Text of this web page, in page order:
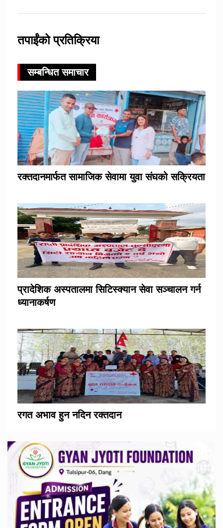
तपाईंको प्रतिक्रिया
सम्बन्धित समाचार
रक्तदानमार्फत सामाजिक सेवामा युवा संघको सक्रियता
प्रादेशिक अस्पतालमा सिटिस्क्यान सेवा सञ्चालन गर्न
ध्यानाकर्षण
रगत अभाव हुन नदिन रक्तदान